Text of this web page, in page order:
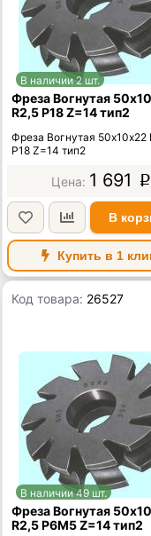
В наличии 2 шт.
Фреза Вогнутая 50х10х22
R2,5 Р18 Z=14 тип2
Фреза Вогнутая 50х10х22
Р18 Z=14 тип2
1 691 p
В
Купить в 1
Код товара: 26527
В наличии 49 шт.
Фреза Вогнутая 50х10х22
R2,5 Р6М5 Z=14 тип2